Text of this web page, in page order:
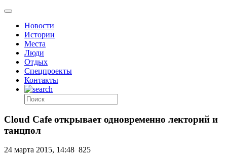
Новости
Истории
Места
Люди
Отдых
Спецпроекты
Контакты
Cloud Сafe открывает одновременно лекторий и
танцпол
24 марта 2015, 14:48 825